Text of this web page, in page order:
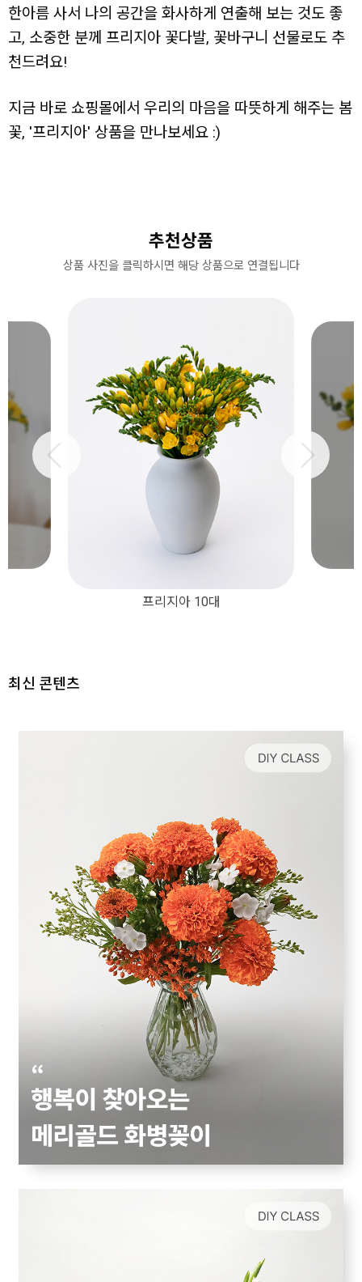
한아름 사서 나의 공간을 화사하게 연출해 보는 것도 좋
고, 소중한 분께 프리지아 꽃다발, 꽃바구니 선물로도 추
천드려요!
지금 바로 쇼핑몰에서 우리의 마음을 따뜻하게 해주는 봄
꽃, '프리지아' 상품을 만나보세요 :)
추천상품
상품 사진을 클릭하시면 해당 상품으로 연결됩니다
MIX 프리지아
최신 콘텐츠